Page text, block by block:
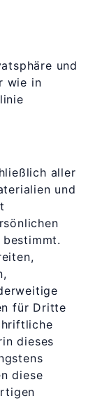
und
wie in
aller
und
bestimmt.
für Dritte
dieses
diese